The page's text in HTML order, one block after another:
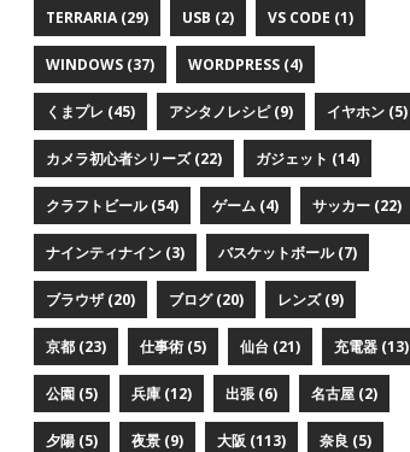
TERRARIA (29) USB (2) VS CODE (1)
WINDOWS (37) WORDPRESS (4)
くまプレ (45) アシタノレシピ (9) イヤホン (5)
カメラ初心者シリーズ (22) ガジェット (14)
クラフトビール (54) ゲーム (4) サッカー (22)
ナインティナイン (3) バスケットボール (7)
ブラウザ (20) ブログ (20) レンズ (9)
京都 (23) 仕事術 (5) 仙台 (21) 充電器 (13)
公園 (5) 兵庫 (12) 出張 (6) 名古屋 (2)
夕陽 (5) 夜景 (9) 大阪 (113) 奈良 (5)